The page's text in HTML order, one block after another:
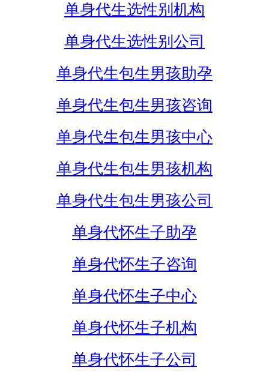
单身代生选性别机构
单身代生选性别公司
单身代生包生男孩助孕
单身代生包生男孩咨询
单身代生包生男孩中心
单身代生包生男孩机构
单身代生包生男孩公司
单身代怀生子助孕
单身代怀生子咨询
单身代怀生子中心
单身代怀生子机构
单身代怀生子公司